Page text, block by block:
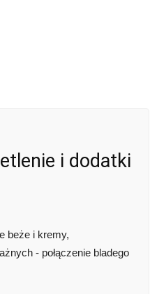
i dodatki
beże i kremy,
- połączenie bladego